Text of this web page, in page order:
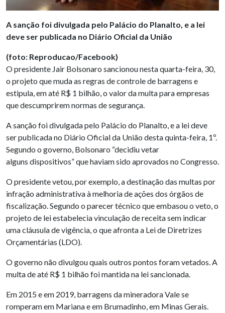
A sanção foi divulgada pelo Palácio do Planalto, e a lei
deve ser publicada no Diário Oficial da União
(foto: Reproducao/Facebook)
O presidente Jair Bolsonaro sancionou nesta quarta-feira, 30,
o projeto que muda as regras de controle de barragens e
estipula, em até R$ 1 bilhão, o valor da multa para empresas
que descumprirem normas de segurança.
A sanção foi divulgada pelo Palácio do Planalto, e a lei deve
ser publicada no Diário Oficial da União desta quinta-feira, 1º.
Segundo o governo, Bolsonaro “decidiu vetar
alguns dispositivos” que haviam sido aprovados no Congresso.
O presidente vetou, por exemplo, a destinação das multas por
infração administrativa à melhoria de ações dos órgãos de
fiscalização. Segundo o parecer técnico que embasou o veto, o
projeto de lei estabelecia vinculação de receita sem indicar
uma cláusula de vigência, o que afronta a Lei de Diretrizes
Orçamentárias (LDO).
O governo não divulgou quais outros pontos foram vetados. A
multa de até R$ 1 bilhão foi mantida na lei sancionada.
Em 2015 e em 2019, barragens da mineradora Vale se
romperam em Mariana e em Brumadinho, em Minas Gerais.